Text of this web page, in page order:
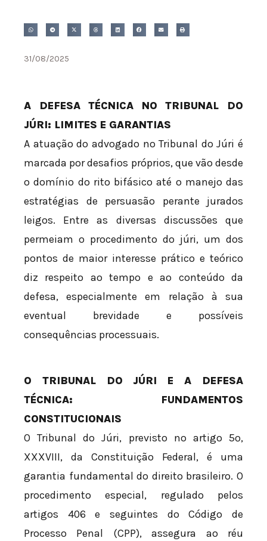
31/08/2025
A DEFESA TÉCNICA NO TRIBUNAL DO
JÚRI: LIMITES E GARANTIAS
A atuação do advogado no Tribunal do Júri é
marcada por desafios próprios, que vão desde
o domínio do rito bifásico até o manejo das
estratégias de persuasão perante jurados
leigos. Entre as diversas discussões que
permeiam o procedimento do júri, um dos
pontos de maior interesse prático e teórico
diz respeito ao tempo e ao conteúdo da
defesa, especialmente em relação à sua
eventual brevidade e possíveis
consequências processuais.
O TRIBUNAL DO JÚRI E A DEFESA
TÉCNICA: FUNDAMENTOS
CONSTITUCIONAIS
O Tribunal do Júri, previsto no artigo 5º,
XXXVIII, da Constituição Federal, é uma
garantia fundamental do direito brasileiro. O
procedimento especial, regulado pelos
artigos 406 e seguintes do Código de
Processo Penal (CPP), assegura ao réu